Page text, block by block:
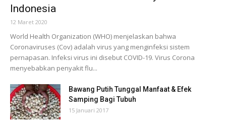
Indonesia
12 Maret 2020
World Health Organization (WHO) menjelaskan bahwa
Coronaviruses (Cov) adalah virus yang menginfeksi sistem
pernapasan. Infeksi virus ini disebut COVID-19. Virus Corona
menyebabkan penyakit flu...
Bawang Putih Tunggal Manfaat & Efek
Samping Bagi Tubuh
15 Januari 2017